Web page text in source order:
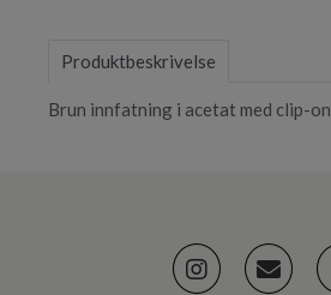
Produktbeskrivelse
Brun innfatning i acetat med clip-on.